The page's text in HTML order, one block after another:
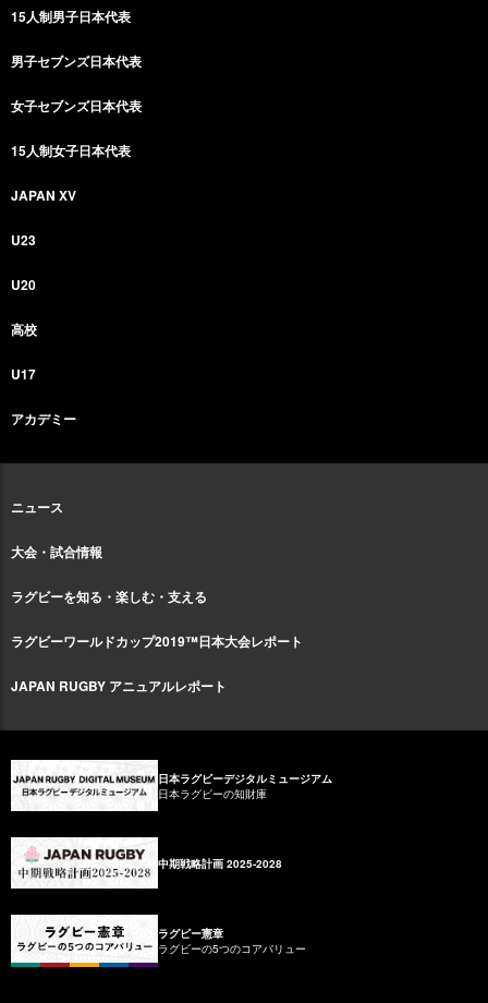
15人制男子日本代表
男子セブンズ日本代表
女子セブンズ日本代表
15人制女子日本代表
JAPAN XV
U23
U20
高校
U17
アカデミー
ニュース
大会・試合情報
ラグビーを知る・楽しむ・支える
ラグビーワールドカップ2019™日本大会レポート
JAPAN RUGBY アニュアルレポート
日本ラグビーデジタルミュージアム
日本ラグビーの知財庫
中期戦略計画 2025-2028
ラグビー憲章
ラグビーの5つのコアバリュー